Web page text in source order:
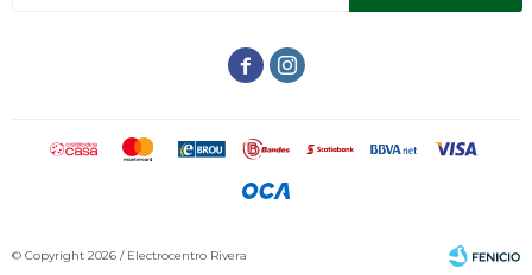
 
© Copyright 2026 / Electrocentro Rivera